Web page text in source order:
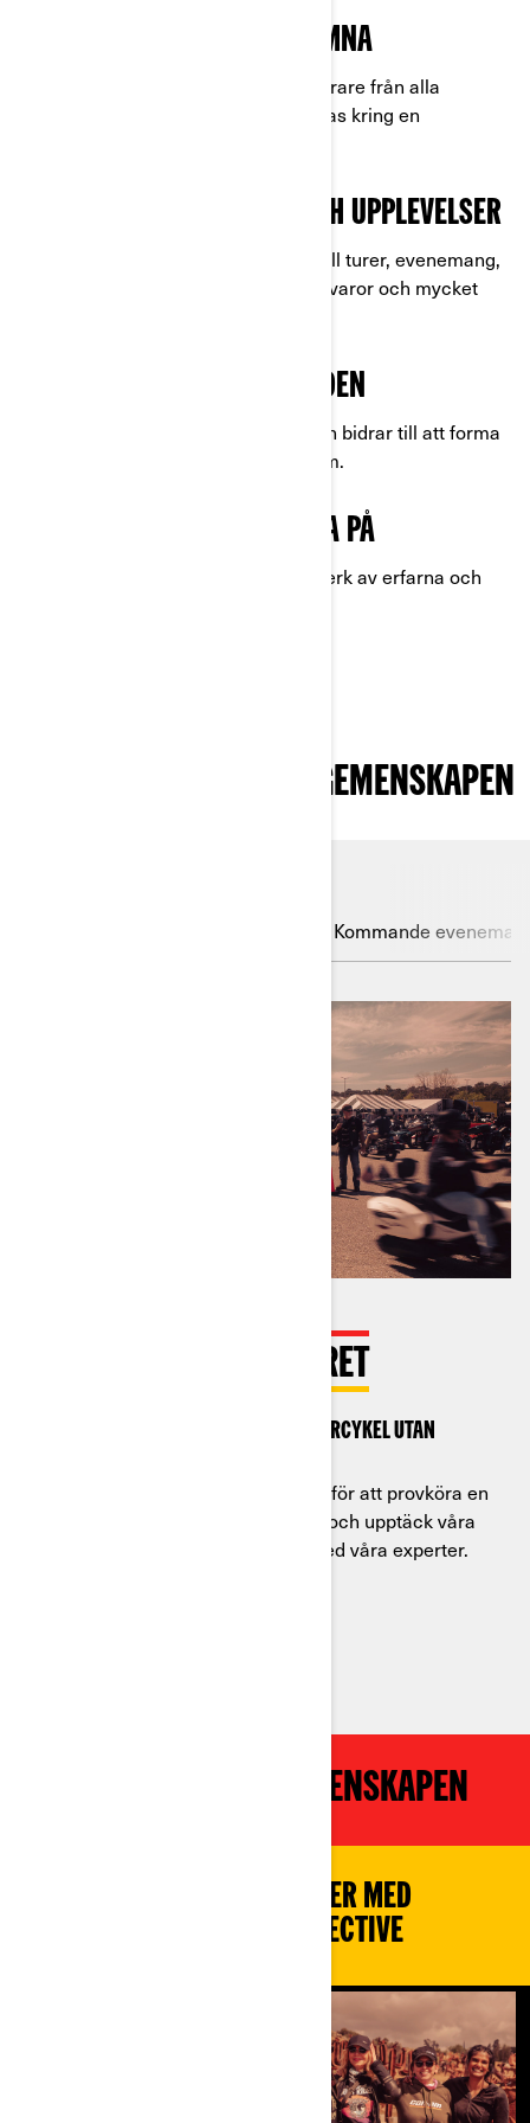
ALLA ÄR VÄLKOMNA
En mötesplats där förare från alla
bakgrunder kan träffas kring en
EVENEMANG OCH UPPLEVELSER
Få exklusiv tillgång till turer, evenemang,
upplevelser, handelsvaror och mycket
FORMA FRAMTIDEN
Din åsikt är viktig och bidrar till att forma
framtiden för Can-Am.
FÖRARE ATT LITA PÅ
Bli en del av ett nätverk av erfarna och
SE VAD SOM HÄNDER I GEMENSKAPEN
Kommande
TA PLATS BAKOM STYRET
Provkör en Can-Am 3-hjulig motorcykel utan
Kontakta en av våra återförsäljare för att provköra en
Can-Am 3-hjulig motorcykel. Kom och upptäck våra
senaste innovationer och prata med våra experter.
INSPIRERAS AV GEMENSKAPEN
FORTSÄTT DELA DINA ÅKTURER MED
HASHTAGGEN #3WHEELCOLLECTIVE